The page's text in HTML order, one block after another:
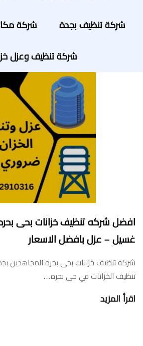
شركة تنظيف بجدة شركة
شركة تنظيف وعزل
افضل شركه تنظيف خزانات بحى
غسيل – عزل بافضل الاسعار
شركه تنظيف خزانات بحى بحره المجاهدين
تنظيف الخزانات في حى بحره…
اقرأ المزيد